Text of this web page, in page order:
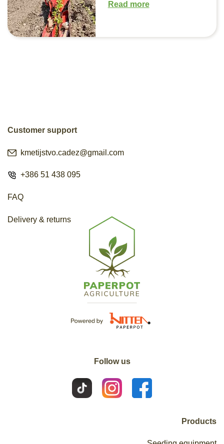
Read more
Customer support
kmetijstvo.cadez@gmail.com
+386 51 438 095
FAQ
Delivery & returns
Follow us
Products